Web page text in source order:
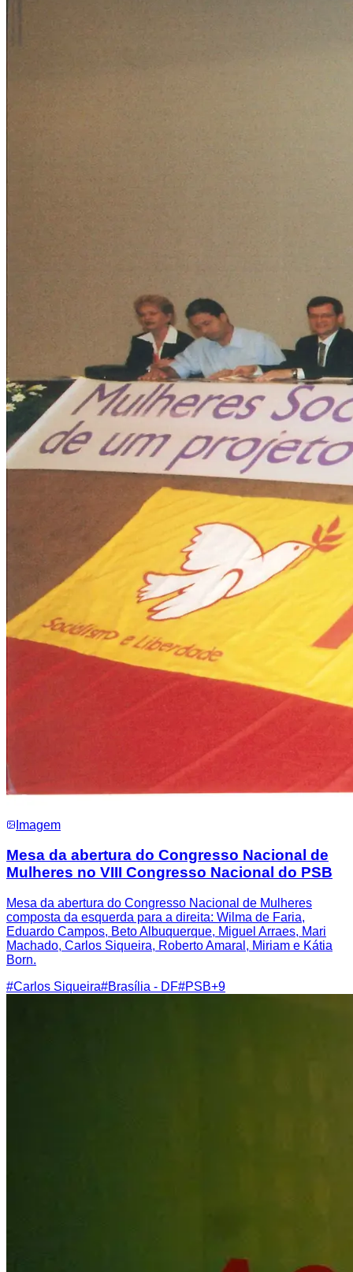
Imagem
Mesa da abertura do Congresso Nacional de
Mulheres no VIII Congresso Nacional do PSB
Mesa da abertura do Congresso Nacional de Mulheres
composta da esquerda para a direita: Wilma de Faria,
Eduardo Campos, Beto Albuquerque, Miguel Arraes, Mari
Machado, Carlos Siqueira, Roberto Amaral, Miriam e Kátia
Born.
#Carlos Siqueira#Brasília - DF#PSB+9